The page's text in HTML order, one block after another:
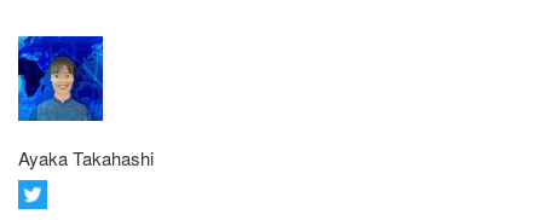
Ayaka Takahashi